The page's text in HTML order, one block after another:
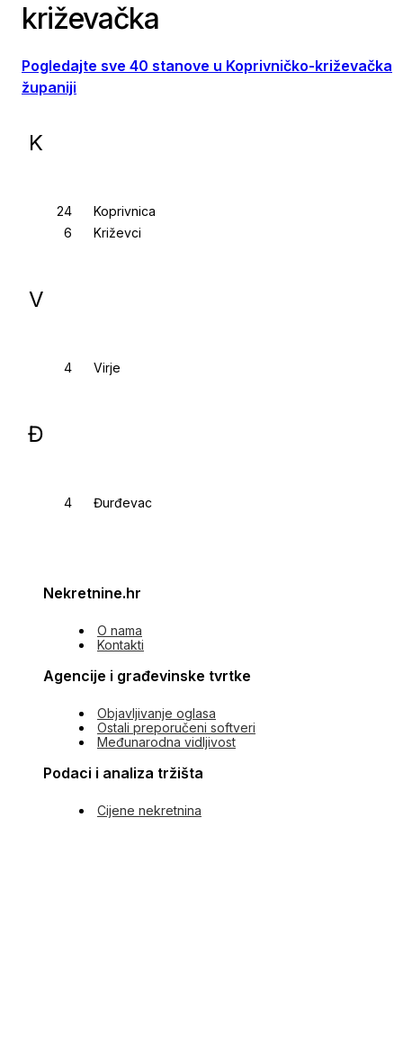
križevačka
Pogledajte sve 40 stanove u Koprivničko-križevačka
županiji
K
Koprivnica
Križevci
V
Virje
Đ
Đurđevac
Nekretnine.hr
O nama
Kontakti
Agencije i građevinske tvrtke
Objavljivanje oglasa
Ostali preporučeni softveri
Međunarodna vidljivost
Podaci i analiza tržišta
Cijene nekretnina